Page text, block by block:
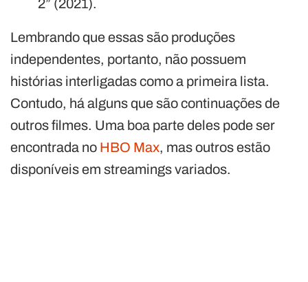
2” (2021).
Lembrando que essas são produções
independentes, portanto, não possuem
histórias interligadas como a primeira lista.
Contudo, há alguns que são continuações de
outros filmes. Uma boa parte deles pode ser
encontrada no HBO Max, mas outros estão
disponíveis em streamings variados.